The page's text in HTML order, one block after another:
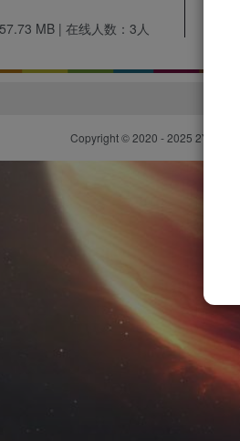
MB | 在线人数：3人
Copyright © 2020 - 2025 2Y资源网